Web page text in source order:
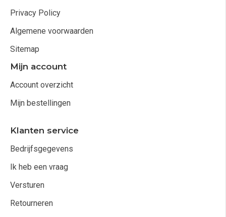
Privacy Policy
Algemene voorwaarden
Sitemap
Mijn account
Account overzicht
Mijn bestellingen
Klanten service
Bedrijfsgegevens
Ik heb een vraag
Versturen
Retourneren